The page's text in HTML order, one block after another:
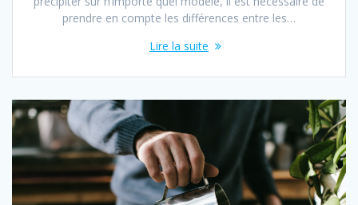
prendre en compte les différences entre les…
Lire la suite